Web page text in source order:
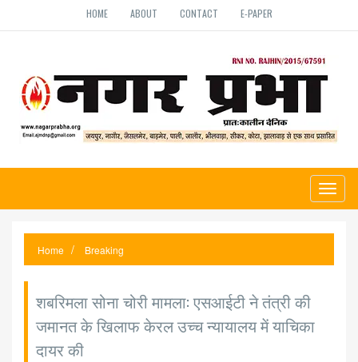
HOME ABOUT CONTACT E-PAPER
Home Breaking
शबरिमला सोना चोरी मामला: एसआईटी ने तंत्री की
जमानत के खिलाफ केरल उच्च न्यायालय में याचिका
दायर की